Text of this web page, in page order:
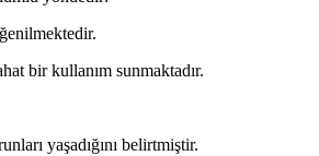
bir kullanım sunmaktadır.
yaşadığını belirtmiştir.